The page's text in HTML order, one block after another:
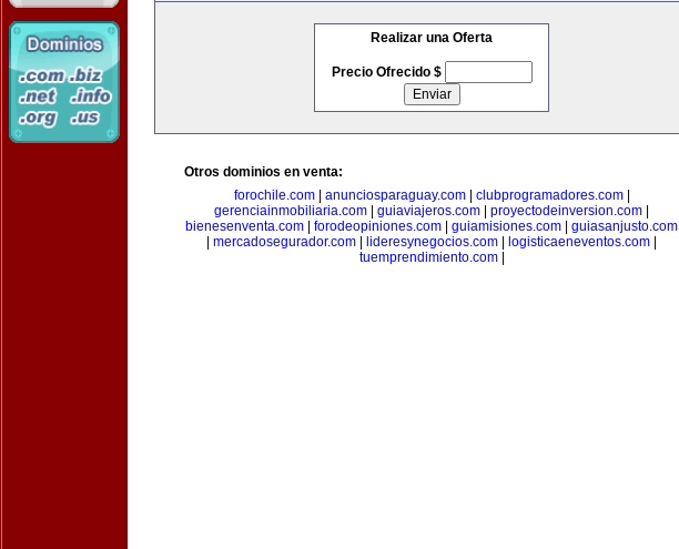
Realizar una Oferta
Precio Ofrecido $
Otros dominios en venta:
forochile.com| anunciosparaguay.com| clubprogramadores.com|
gerenciainmobiliaria.com
guiaviajeros.com proyectodeinversion.com
bienesenventa.com
forodeopiniones.com guiamisiones.com
guiasanjusto.com
mercadosegurador.com lideresynegocios.com logisticaeneventos.com
tuemprendimiento.com|